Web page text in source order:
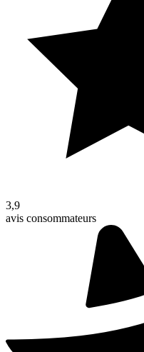
3,9
avis consommateurs